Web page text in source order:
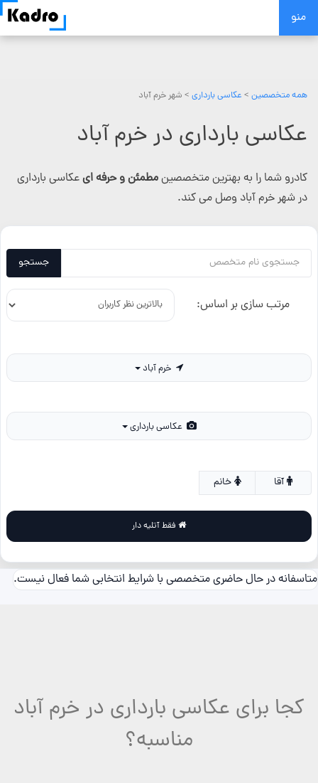
Skip
منو
همه متخصصین > عکاسی بارداری > شهر خرم آباد
عکاسی بارداری در خرم آباد
کادرو شما را به بهترین متخصصینمطمئن و حرفه ایعکاسی بارداری
در شهر خرم آباد وصل می کند.
جستجو
مرتب سازی بر اساس:
خانم
متاسفانه در حال حاضری متخصصی با شرایط انتخابی شما فعال نیست.
کجا برای عکاسی بارداری در خرم آباد
مناسبه؟